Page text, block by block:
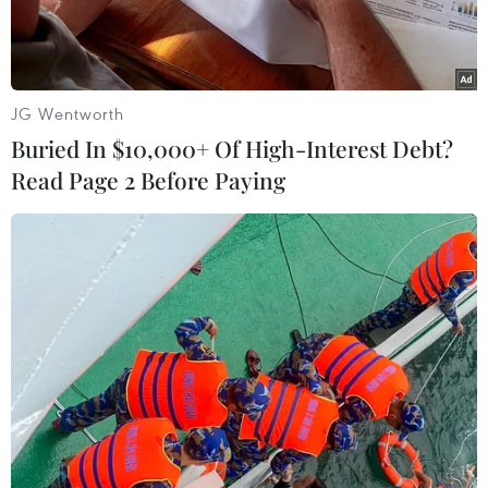
mồ côi...
Phát động Chiến dịch quyên góp gây quỹ “Đồng hành cùng trẻ
em nghèo, khuyết tật.” (Ảnh: PV/Vietnam+)
Ngày 15/5 tại Hà Nội, Trung ương Hội Chữ thập
đỏ Việt Nam phối hợp với Cổng thông tin điện
JG Wentworth
Buried In $10,000+ Of High-Interest Debt?
Read Page 2 Before Paying